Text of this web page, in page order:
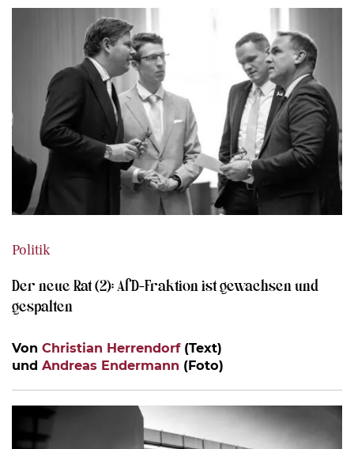
Politik
Der neue Rat (2): AfD-Fraktion ist gewachsen und
gespalten
Von Christian Herrendorf(Text)
und Andreas Endermann (Foto)